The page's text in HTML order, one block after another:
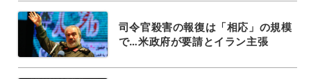
司令官殺害の報復は「相応」の規模
で…米政府が要請とイラン主張